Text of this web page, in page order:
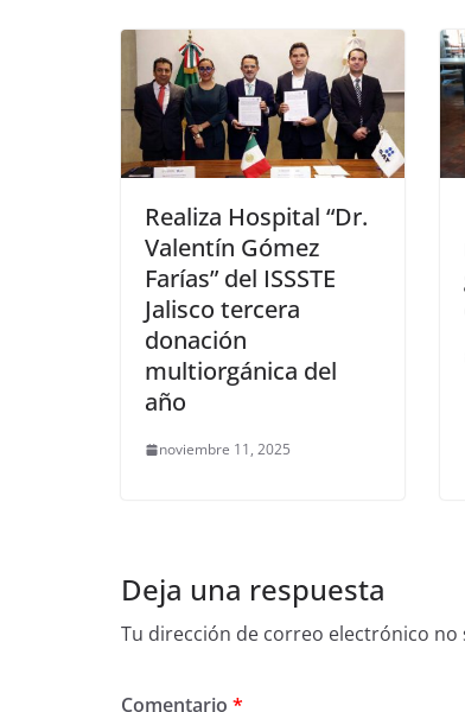
Realiza Hospital “Dr.
Valentín Gómez
Farías” del ISSSTE
Jalisco tercera
donación
multiorgánica del
año
noviembre 11, 2025
Deja una respuesta
Tu dirección de correo electrónico no
Comentario *